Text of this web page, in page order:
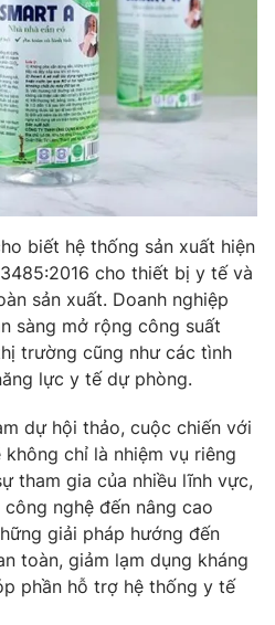
biết hệ thống sản xuất hiện
cho thiết bị y tế và
sản xuất. Doanh nghiệp
sàng mở rộng công suất
trường cũng như các tình
lực y tế dự phòng.
dự hội thảo, cuộc chiến với
chỉ là nhiệm vụ riêng
tham gia của nhiều lĩnh vực,
nghệ đến nâng cao
giải pháp hướng đến
toàn, giảm lạm dụng kháng
phần hỗ trợ hệ thống y tế